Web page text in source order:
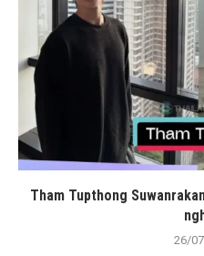
Tham Tupthong
26/